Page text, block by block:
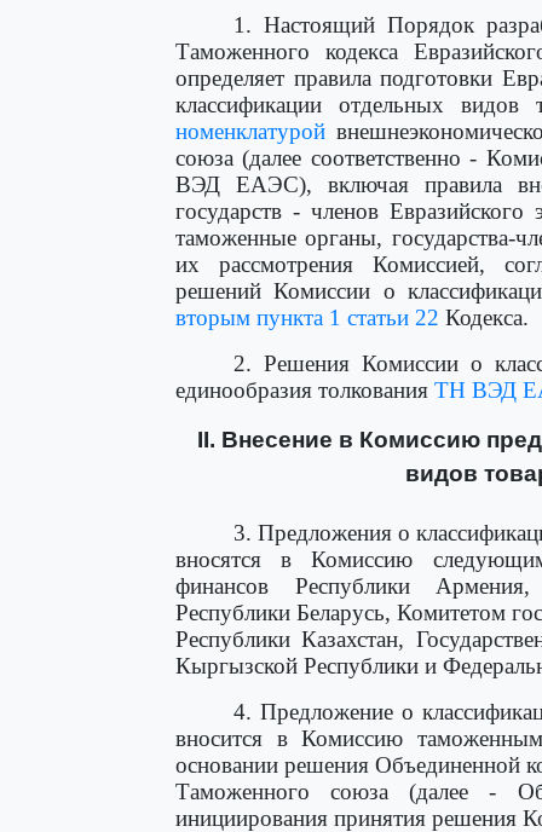
1. Настоящий Порядок
Таможенного кодекса
определяет правила подготовки
классификации отдельных
номенклатурой
союза (далее соответственно -
ВЭД ЕАЭС), включая правила
государств - членов Евразийского
таможенные органы, государства-
их рассмотрения Комиссией,
решений Комиссии о
вторым пункта 1 статьи 22 Кодекса.
2. Решения Комиссии о
единообразия толкования ТН ВЭД
II. Внесение в Комиссию
видов
3. Предложения о
вносятся в Комиссию
финансов Республики
Республики Беларусь, Комитетом
Республики Казахстан,
Кыргызской Республики и
4. Предложение о
вносится в Комиссию
основании решения Объединенной
Таможенного союза (далее -
инициирования принятия решения